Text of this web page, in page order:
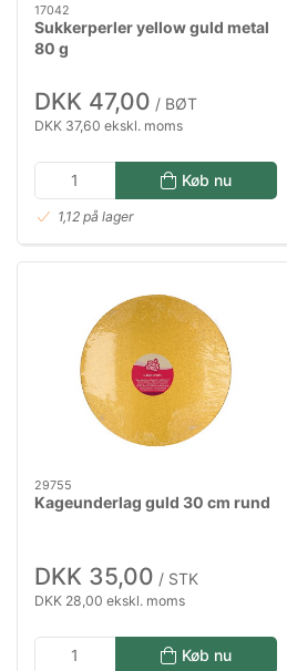
17042
Sukkerperler yellow guld metal
80 g
DKK 47,00 / BØT
DKK 37,60 ekskl. moms
Køb nu
1,12 på lager
29755
Kageunderlag guld 30 cm rund
DKK 35,00 / STK
DKK 28,00 ekskl. moms
Køb nu